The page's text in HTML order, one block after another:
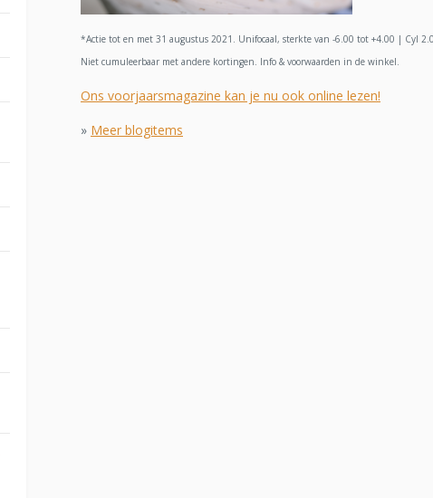
*Actie tot en met 31 augustus 2021. Unifocaal, sterkte van -6.00 tot +4.00 | Cyl
Niet cumuleerbaar met andere kortingen. Info & voorwaarden in de winkel.
Ons voorjaarsmagazine kan je nu ook online lezen!
» Meer blogitems